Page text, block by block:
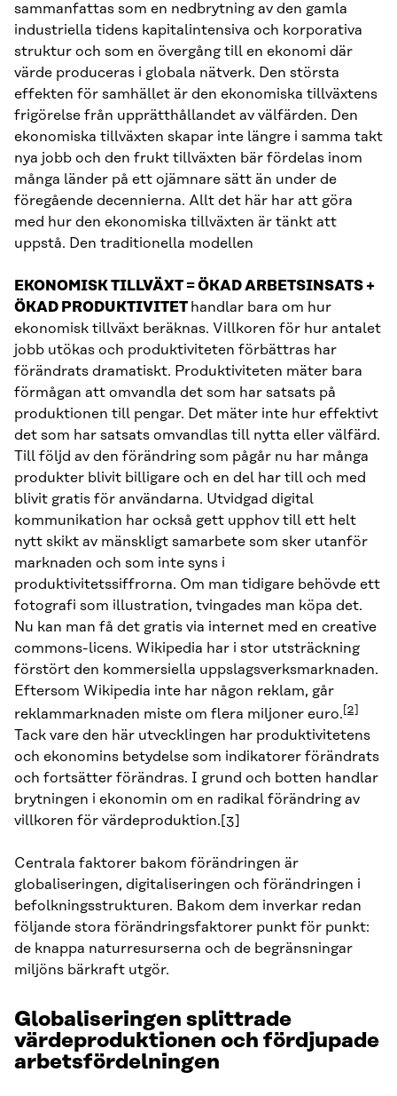
sammanfattas som en nedbrytning av den gamla
industriella tidens kapitalintensiva och korporativa
struktur och som en övergång till en ekonomi där
värde produceras i globala nätverk. Den största
effekten för samhället är den ekonomiska tillväxtens
frigörelse från upprätthållandet av välfärden. Den
ekonomiska tillväxten skapar inte längre i samma takt
nya jobb och den frukt tillväxten bär fördelas inom
många länder på ett ojämnare sätt än under de
föregående decennierna. Allt det här har att göra
med hur den ekonomiska tillväxten är tänkt att
uppstå. Den traditionella modellen
EKONOMISK TILLVÄXT = ÖKAD ARBETSINSATS +
ÖKAD PRODUKTIVITET handlar bara om hur
ekonomisk tillväxt beräknas. Villkoren för hur antalet
jobb utökas och produktiviteten förbättras har
förändrats dramatiskt. Produktiviteten mäter bara
förmågan att omvandla det som har satsats på
produktionen till pengar. Det mäter inte hur effektivt
det som har satsats omvandlas till nytta eller välfärd.
Till följd av den förändring som pågår nu har många
produkter blivit billigare och en del har till och med
blivit gratis för användarna. Utvidgad digital
kommunikation har också gett upphov till ett helt
nytt skikt av mänskligt samarbete som sker utanför
marknaden och som inte syns i
produktivitetssiffrorna. Om man tidigare behövde ett
fotografi som illustration, tvingades man köpa det.
Nu kan man få det gratis via internet med en creative
commons-licens. Wikipedia har i stor utsträckning
förstört den kommersiella uppslagsverksmarknaden.
Eftersom Wikipedia inte har någon reklam, går
reklammarknaden miste om flera miljoner euro. [2]
Tack vare den här utvecklingen har produktivitetens
och ekonomins betydelse som indikatorer förändrats
och fortsätter förändras. I grund och botten handlar
brytningen i ekonomin om en radikal förändring av
villkoren för värdeproduktion. [3]
Centrala faktorer bakom förändringen är
globaliseringen, digitaliseringen och förändringen i
befolkningsstrukturen. Bakom dem inverkar redan
följande stora förändringsfaktorer punkt för punkt:
de knappa naturresurserna och de begränsningar
miljöns bärkraft utgör.
Globaliseringen splittrade
värdeproduktionen och fördjupade
arbetsfördelningen